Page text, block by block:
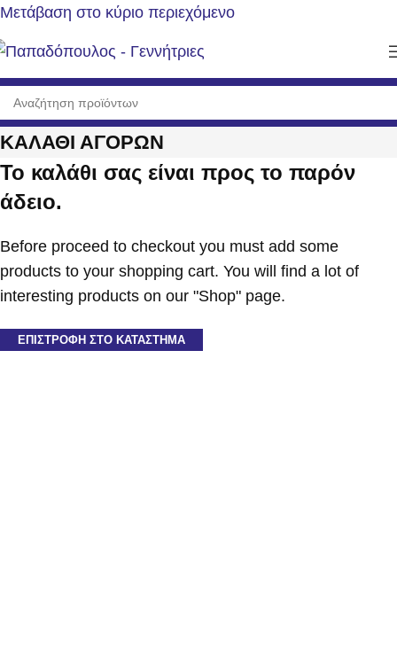
Μετάβαση στο κύριο περιεχόμενο
ΚΑΛΆΘΙ ΑΓΟΡΏΝ
Το καλάθι σας είναι προς το παρόν
άδειο.
Before proceed to checkout you must add some
products to your shopping cart. You will find a lot of
interesting products on our "Shop" page.
ΕΠΙΣΤΡΟΦΉ ΣΤΟ ΚΑΤΆΣΤΗΜΑ